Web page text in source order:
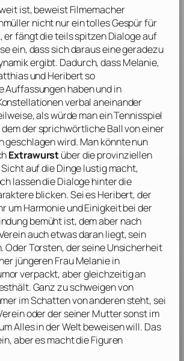
ist, beweist Filmemacher
nicht nur ein tolles Gespür für
er fängt die teils spitzen Dialoge auf
ein, dass sich daraus eine geradezu
ergibt. Dadurch, dass Melanie,
und Heribert so
Auffassungen haben und in
verbal aneinander
als würde man ein Tennisspiel
der sprichwörtliche Ball von einer
geschlagen wird. Man könnte nun
Extrawurstüber die provinziellen
auf die Dinge lustig macht,
lassen die Dialoge hinter die
blicken. Sei es Heribert, der
um Harmonie und Einigkeit bei der
bemüht ist, dem aber nach
auch etwas daran liegt, sein
Oder Torsten, der seine Unsicherheit
jüngeren Frau Melanie in
verpackt, aber gleichzeitig an
Ganz zu schweigen von
im Schatten von anderen steht, sei
oder der seiner Mutter sonst im
Alles in der Welt beweisen will. Das
aber es macht die Figuren